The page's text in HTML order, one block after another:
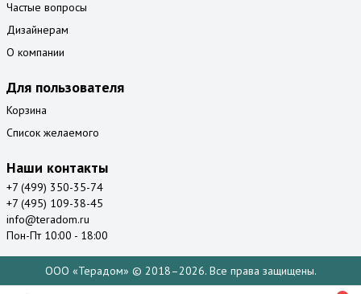
Частые вопросы
Дизайнерам
О компании
Для пользователя
Корзина
Список желаемого
Наши контакты
+7 (499) 350-35-74
+7 (495) 109-38-45
info@teradom.ru
Пон-Пт 10:00 - 18:00
ООО «Терадом» © 2018–2026. Все права защищены.